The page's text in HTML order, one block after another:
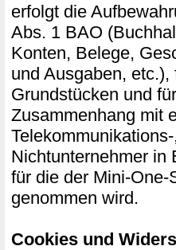
erfolgt die
Abs. 1 BAO
Konten, Belege,
und Ausgaben,
Grundstücken und
Zusammenhang mit
Nichtunternehmer in
für die der Mini-
genommen wird.
Cookies und